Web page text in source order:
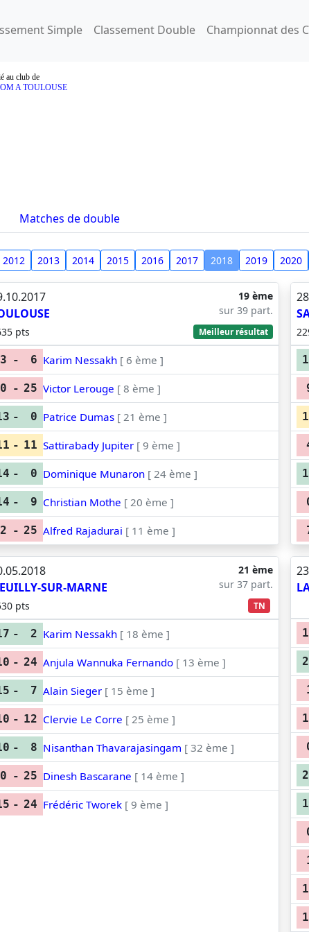
Simple Classement Double Championnat des
au club de
A TOULOUSE
Matches de double
2012 2013 2014 2015 2016 2017 2018 2019 2020
19 ème
sur 39 part.
pts
Meilleur résultat
3 - 6 Karim Nessakh [ 6 ème ]
0 - 25 Victor Lerouge [ 8 ème ]
- 0 Patrice Dumas [ 21 ème ]
- 11 Sattirabady Jupiter [ 9 ème ]
- 0 Dominique Munaron [ 24 ème ]
- 9 Christian Mothe [ 20 ème ]
2 - 25 Alfred Rajadurai [ 11 ème ]
SUR-MARNE
21 ème
sur 37 part.
pts
TN
- 2 Karim Nessakh [ 18 ème ]
- 24 Anjula Wannuka Fernando [ 13 ème ]
- 7 Alain Sieger [ 15 ème ]
- 12 Clervie Le Corre [ 25 ème ]
- 8 Nisanthan Thavarajasingam [ 32 ème ]
0 - 25 Dinesh Bascarane [ 14 ème ]
- 24 Frédéric Tworek [ 9 ème ]